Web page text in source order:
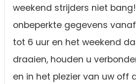
weekend strijders niet
onbeperkte gegevens
tot 6 uur en het weekend
draaien, houden u
en in het plezier van uw off